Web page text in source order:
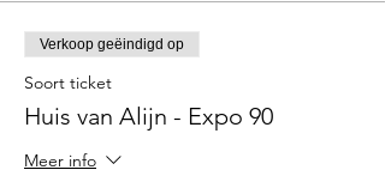
Verkoop geëindigd op
Soort ticket
Huis van Alijn - Expo 90
Meer info